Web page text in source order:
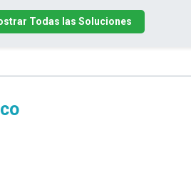
Todas las Soluciones